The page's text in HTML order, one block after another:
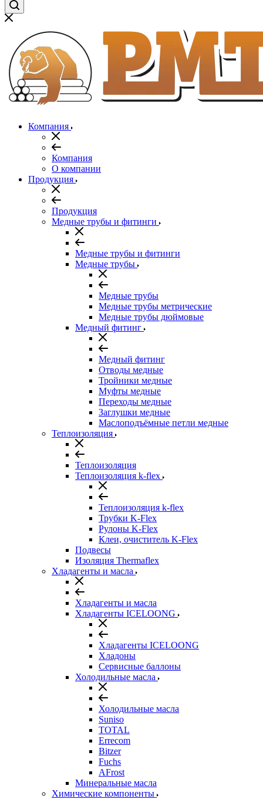
Компания
Компания
О компании
Продукция
Продукция
Медные трубы и фитинги
Медные трубы и фитинги
Медные трубы
Медные трубы
Медные трубы метрические
Медные трубы дюймовые
Медный фитинг
Медный фитинг
Отводы медные
Тройники медные
Муфты медные
Переходы медные
Заглушки медные
Маслоподъёмные петли медные
Теплоизоляция
Теплоизоляция
Теплоизоляция k-flex
Теплоизоляция k-flex
Трубки K-Flex
Рулоны K-Flex
Клеи, очиститель K-Flex
Подвесы
Изоляция Thermaflex
Хладагенты и масла
Хладагенты и масла
Хладагенты ICELOONG
Хладагенты ICELOONG
Хладоны
Сервисные баллоны
Холодильные масла
Холодильные масла
Suniso
TOTAL
Errecom
Bitzer
Fuchs
AFrost
Минеральные масла
Химические компоненты